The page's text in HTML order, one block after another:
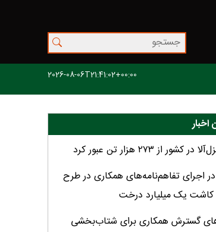
2026-08-06T21:41:02+00:00
کشور از ۲۷۳ هزار تن عبور کرد
اجرای تفاهم‌نامه‌های همکاری در طرح
یک میلیارد درخت
گسترش همکاری برای شتاب‌بخشی